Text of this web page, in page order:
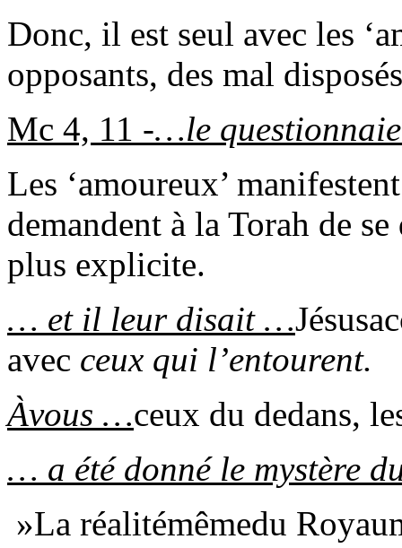
Donc, il est seul avec les
opposants, des mal
Mc 4, 11 -…le
Les ‘amoureux’
demandent à la Torah de
plus explicite.
… et il leur disait …
avec ceux qui l’entourent.
Àvous …ceux du dedans,
… a été donné le mystère
«La réalitémêmedu